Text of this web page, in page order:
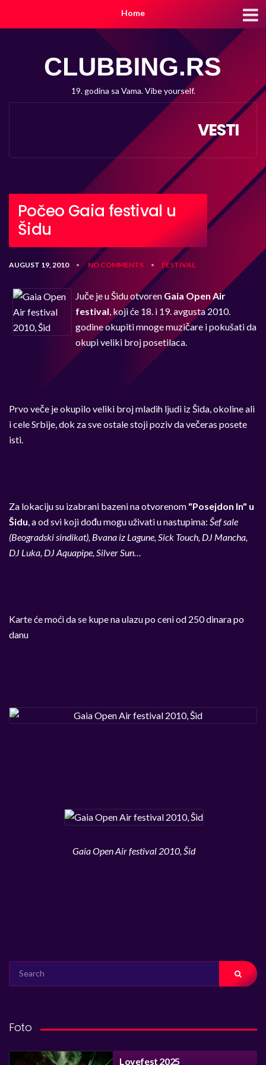
Home
19. godina sa Vama. Vibe yourself.
VESTI
Počeo Gaia festival u
Šidu
AUGUST 19, 2010 • NO COMMENTS • FESTIVAL
Juče je u Šidu otvoren Gaia Open Air
festival, koji će 18. i 19. avgusta 2010.
godine okupiti mnoge muzičare i pokušati da
okupi veliki broj posetilaca.
Prvo veče je okupilo veliki broj mladih ljudi iz Šida, okoline ali
i cele Srbije, dok za sve ostale stoji poziv da večeras posete
isti.
Za lokaciju su izabrani bazeni na otvorenom "Posejdon In" u
Šidu, a od svi koji dođu mogu uživati u nastupima: Šef sale
(Beogradski sindikat), Bvana iz Lagune, Sick Touch, DJ Mancha,
DJ Luka, DJ Aquapipe, Silver Sun…
Karte će moći da se kupe na ulazu po ceni od 250 dinara po
danu
Gaia Open Air festival 2010, Šid
FOR:
Foto
Lovefest 2025